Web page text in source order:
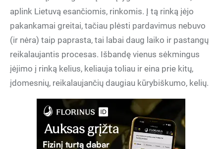
aplink Lietuvą esančiomis, rinkomis. Į tą rinką įėjo
pakankamai greitai, tačiau plėsti pardavimus nebuvo
(ir nėra) taip paprasta, tai labai daug laiko ir pastangų
reikalaujantis procesas. Išbandę vienus sėkmingus
įėjimo į rinką kelius, keliauja toliau ir eina prie kitų,
įdomesnių, reikalaujančių daugiau kūrybiškumo, kelių.